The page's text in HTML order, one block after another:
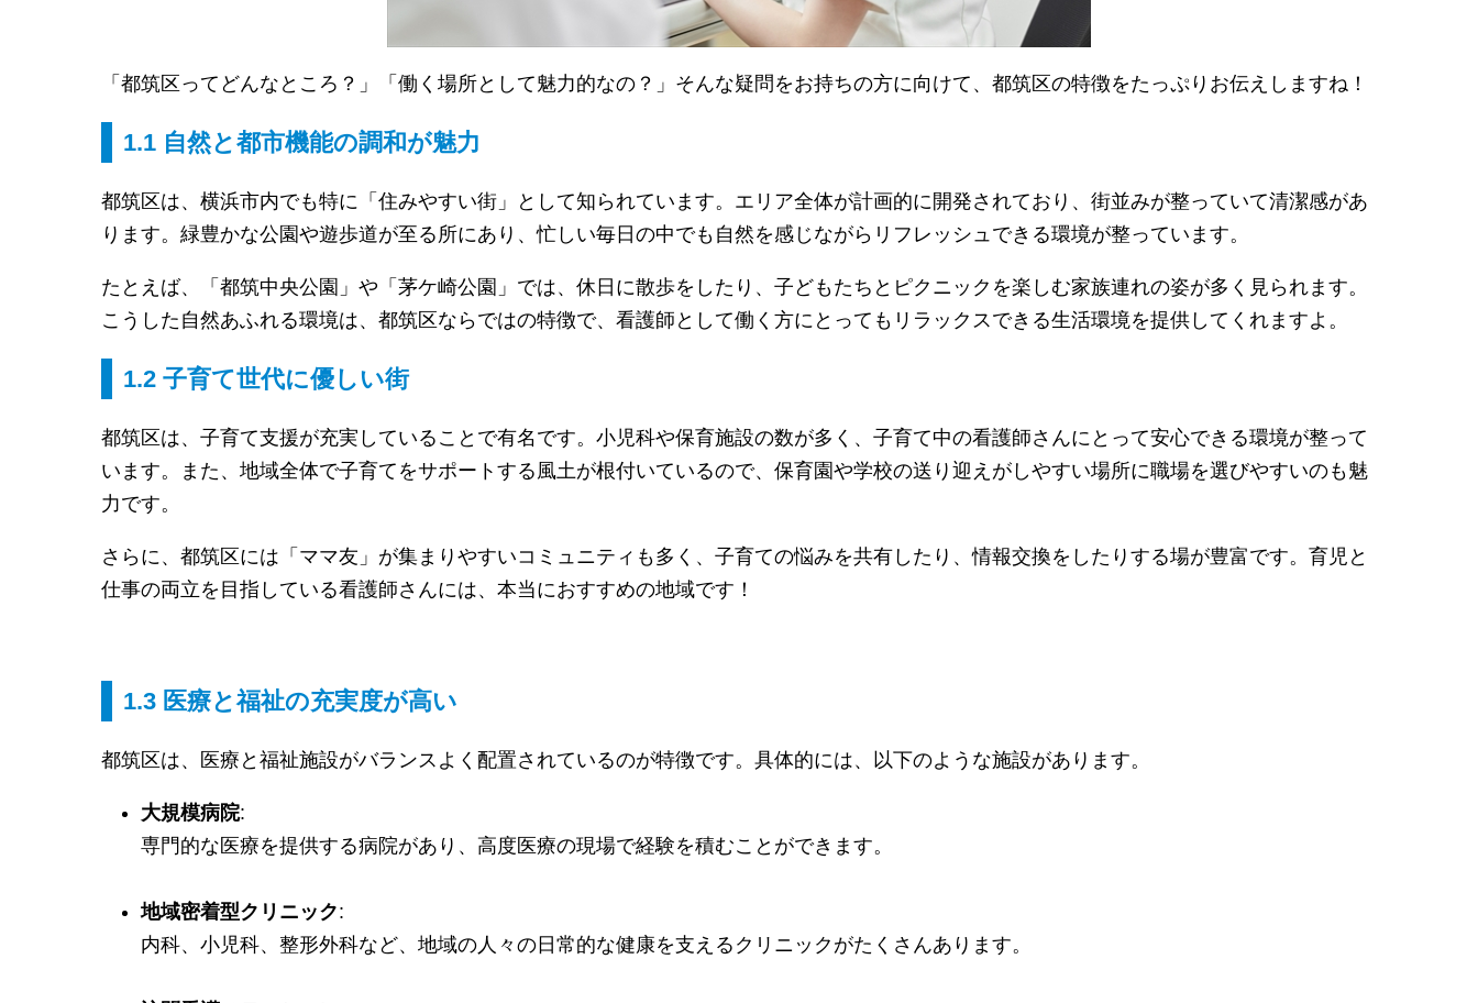
「都筑区ってどんなところ？」「働く場所として魅力的なの？」そんな疑問をお持ちの方に向けて、都筑区の特徴をたっぷりお伝えしますね！
1.1 自然と都市機能の調和が魅力
都筑区は、横浜市内でも特に「住みやすい街」として知られています。エリア全体が計画的に開発されており、街並みが整っていて清潔感があ
ります。緑豊かな公園や遊歩道が至る所にあり、忙しい毎日の中でも自然を感じながらリフレッシュできる環境が整っています。
たとえば、「都筑中央公園」や「茅ケ崎公園」では、休日に散歩をしたり、子どもたちとピクニックを楽しむ家族連れの姿が多く見られます。
こうした自然あふれる環境は、都筑区ならではの特徴で、看護師として働く方にとってもリラックスできる生活環境を提供してくれますよ。
1.2 子育て世代に優しい街
都筑区は、子育て支援が充実していることで有名です。小児科や保育施設の数が多く、子育て中の看護師さんにとって安心できる環境が整って
います。また、地域全体で子育てをサポートする風土が根付いているので、保育園や学校の送り迎えがしやすい場所に職場を選びやすいのも魅
力です。
さらに、都筑区には「ママ友」が集まりやすいコミュニティも多く、子育ての悩みを共有したり、情報交換をしたりする場が豊富です。育児と
仕事の両立を目指している看護師さんには、本当におすすめの地域です！
1.3 医療と福祉の充実度が高い
都筑区は、医療と福祉施設がバランスよく配置されているのが特徴です。具体的には、以下のような施設があります。
大規模病院:
専門的な医療を提供する病院があり、高度医療の現場で経験を積むことができます。
地域密着型クリニック:
内科、小児科、整形外科など、地域の人々の日常的な健康を支えるクリニックがたくさんあります。